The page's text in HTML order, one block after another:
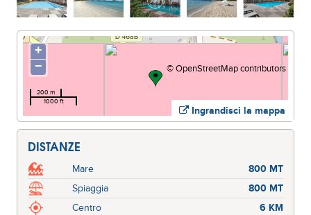
Ingrandisci la mappa
+
−
©OpenStreetMapcontributors
200 m
1000 ft
DISTANZE
Mare
800 MT
Spiaggia
800 MT
Centro
6 KM